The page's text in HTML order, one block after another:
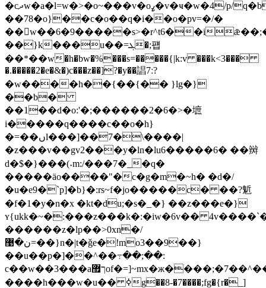
�cދw�a�l=w�>�o~���v�oߨ�v�ҹ�w�4/p/q�bx���o��o���b���,c�;k˹@4ho�f�6�3��8�k���6�i��{����}
��78�o}��c�o��q�i��o�pv=�/�
��w��6�9�����s>�r^t6��i
��}k���u��=ܓ�;퍱
��*��w�h�bw�%���s=�����{|k:v ���k<3���
�.�����2�e�&�)c���z��]?�y��誯7ː?
�w����h��{��{�� }lg�}
��b�
��1��d�o:'�;������2�6�>�墌
i�����q����c��o�h}
�=��ںl���]��7�\����|
�z���v��gv2���y�ln�lu6�����6� ��辬
d�$�}���(˖m:/���7�_�q�
�����ӓo����"�c�g�m�~h� �d�/
�u�e9�`p]�b}�:rs~f�jo�����c� ��?鬿
�f�1�y�n�x �kt�du;�s�_�} ��z���e�}
ʏ{ukk�~�:���z���k�:�iw�6v��
������z�lp��>0xn�/
ن�޹=��}n�|t�ǧe�!mo3��9��}
��u��p�]��^��߹��;��:
c��w��3���aך޿of�=]~mx�ж����;�7��^��o%�u��s����y'��v�6�����o�?
����h���w�u�� ߦg��8-�7����;fg�{r�_]